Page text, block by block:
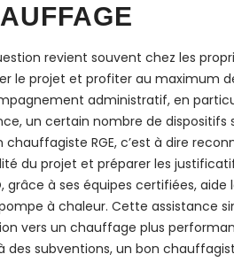
revient souvent chez les
le projet et profiter au maximum
administratif, en
un certain nombre de
chauffagiste RGE, c’est à dire
du projet et préparer les
grâce à ses équipes certifiées,
à chaleur. Cette assistance
vers un chauffage plus
des subventions, un bon